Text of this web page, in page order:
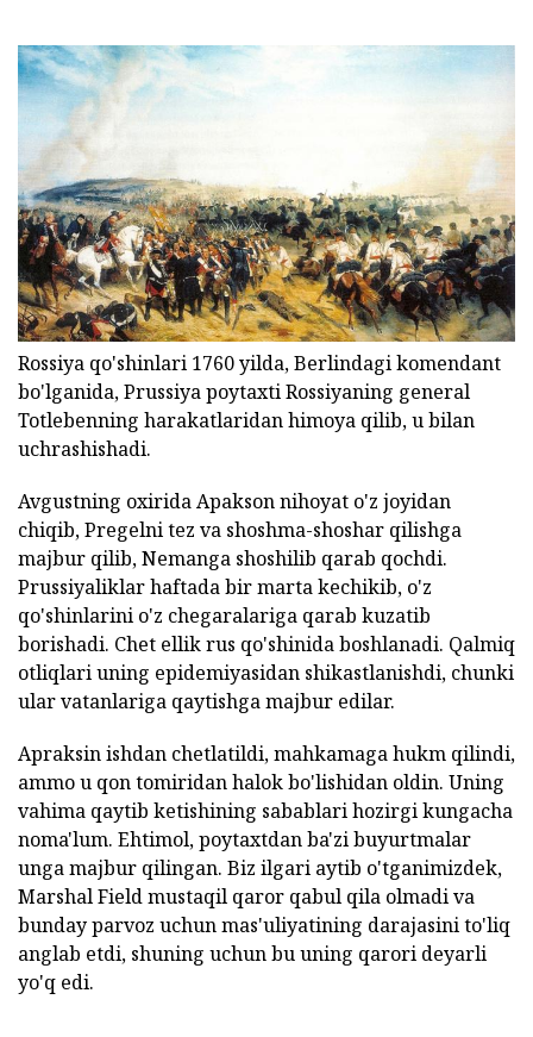
Rossiya qo'shinlari 1760 yilda, Berlindagi komendant
bo'lganida, Prussiya poytaxti Rossiyaning general
Totlebenning harakatlaridan himoya qilib, u bilan
uchrashishadi.
Avgustning oxirida Apakson nihoyat o'z joyidan
chiqib, Pregelni tez va shoshma-shoshar qilishga
majbur qilib, Nemanga shoshilib qarab qochdi.
Prussiyaliklar haftada bir marta kechikib, o'z
qo'shinlarini o'z chegaralariga qarab kuzatib
borishadi. Chet ellik rus qo'shinida boshlanadi. Qalmiq
otliqlari uning epidemiyasidan shikastlanishdi, chunki
ular vatanlariga qaytishga majbur edilar.
Apraksin ishdan chetlatildi, mahkamaga hukm qilindi,
ammo u qon tomiridan halok bo'lishidan oldin. Uning
vahima qaytib ketishining sabablari hozirgi kungacha
noma'lum. Ehtimol, poytaxtdan ba'zi buyurtmalar
unga majbur qilingan. Biz ilgari aytib o'tganimizdek,
Marshal Field mustaqil qaror qabul qila olmadi va
bunday parvoz uchun mas'uliyatining darajasini to'liq
anglab etdi, shuning uchun bu uning qarori deyarli
yo'q edi.